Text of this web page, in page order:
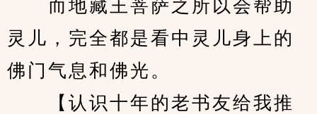
而地藏王菩萨之所以会帮助
灵儿，完全都是看中灵儿身上的
佛门气息和佛光。
【认识十年的老书友给我推